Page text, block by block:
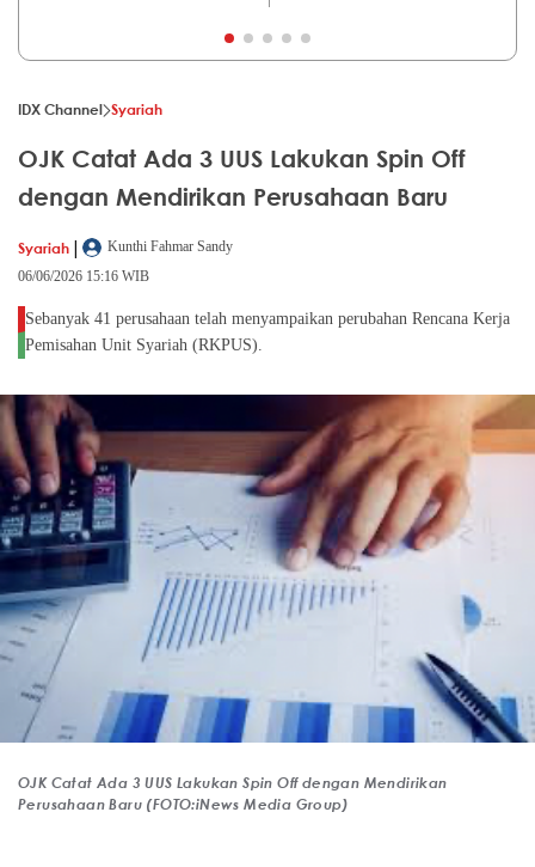
IDX Channel Syariah
OJK Catat Ada 3 UUS Lakukan Spin Off
dengan Mendirikan Perusahaan Baru
Syariah |
Kunthi Fahmar Sandy
06/06/2026 15:16 WIB
Sebanyak 41 perusahaan telah menyampaikan perubahan Rencana Kerja
Pemisahan Unit Syariah (RKPUS).
OJK Catat Ada 3 UUS Lakukan Spin Off dengan Mendirikan
Perusahaan Baru (FOTO:iNews Media Group)